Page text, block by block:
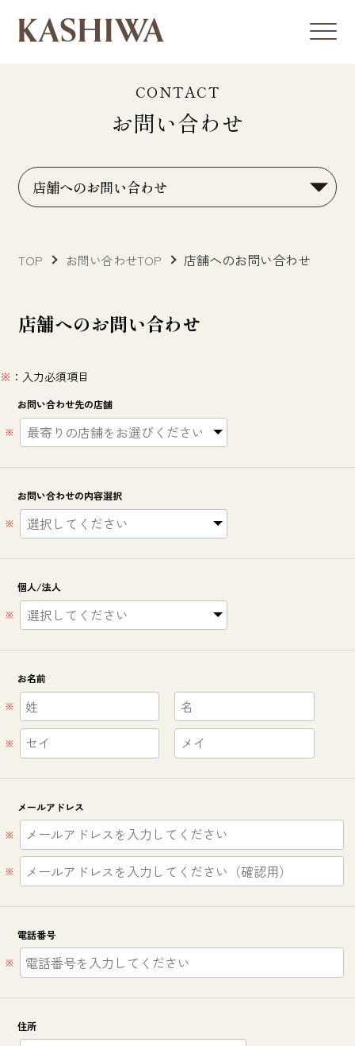
CONTACT
お問い合わせ
TOP お問い合わせTOP 店舗へのお問い合わせ
店舗へのお問い合わせ
※ ：入力必須項目
お問い合わせ先の店舗
※
お問い合わせの内容選択
※
個人/法人
※
お名前
※
※
メールアドレス
※
※
電話番号
※
住所